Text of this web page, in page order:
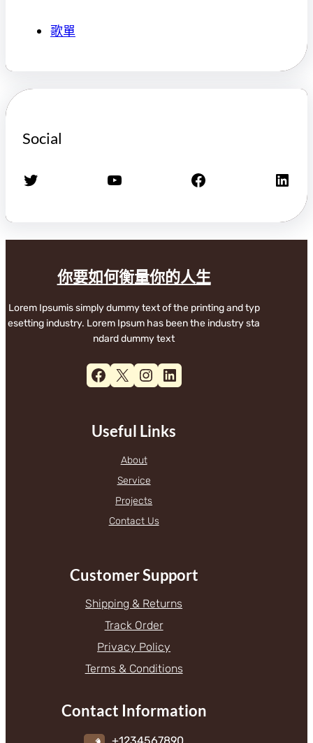
歌單
Social
X YouTube Facebook LinkedIn
你要如何衡量你的人生
Lorem Ipsumis simply dummy text of the printing and typ
esetting industry. Lorem Ipsum has been the industry sta
ndard dummy text
Facebook X Instagram LinkedIn
Useful Links
About
Service
Projects
Contact Us
Customer Support
Shipping & Returns
Track Order
Privacy Policy
Terms & Conditions
Contact Information